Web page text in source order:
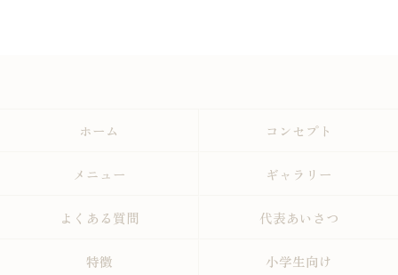
ホーム コンセプト
メニュー ギャラリー
よくある質問 代表あいさつ
特徴 小学生向け